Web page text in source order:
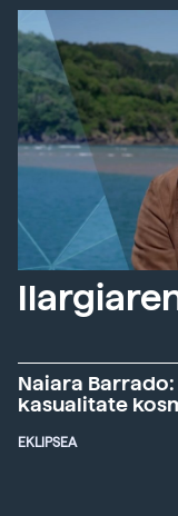
Naiara
kasualitate
EKLIPSEA